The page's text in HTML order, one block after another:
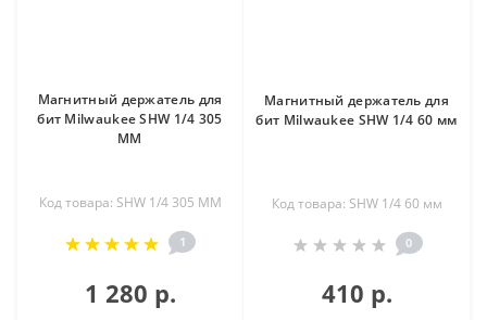
Магнитный держатель для
бит Milwaukee SHW 1/4 305
ММ
Код товара: SHW 1/4 305 ММ
1
1 280 р.
Магнитный держатель для
бит Milwaukee SHW 1/4 60 мм
Код товара: SHW 1/4 60 мм
0
410 р.